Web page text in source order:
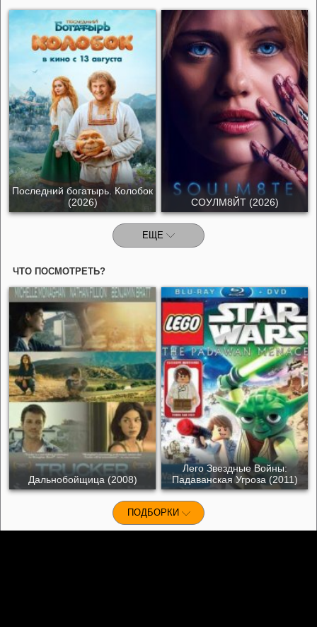
Последний богатырь. Колобок
(2026)
СОУЛМ8ЙТ (2026)
ЕЩЕ
ЧТО ПОСМОТРЕТЬ?
Дальнобойщица (2008)
Лего Звездные Войны:
Падаванская Угроза (2011)
ПОДБОРКИ